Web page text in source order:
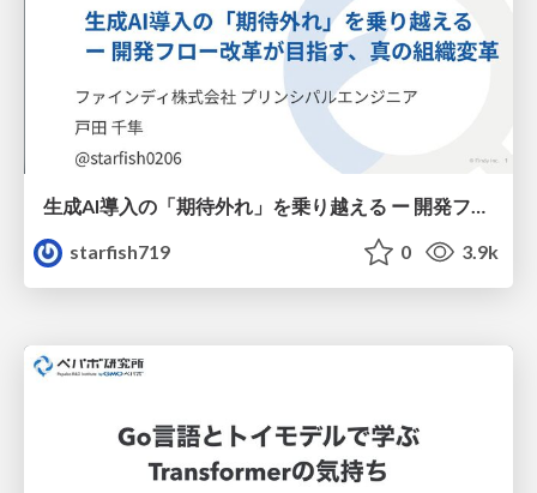
生成AI導入の「期待外れ」を乗り越える ー 開発フロー改革が目指す、真の組織変革
starfish719
0 3.9k